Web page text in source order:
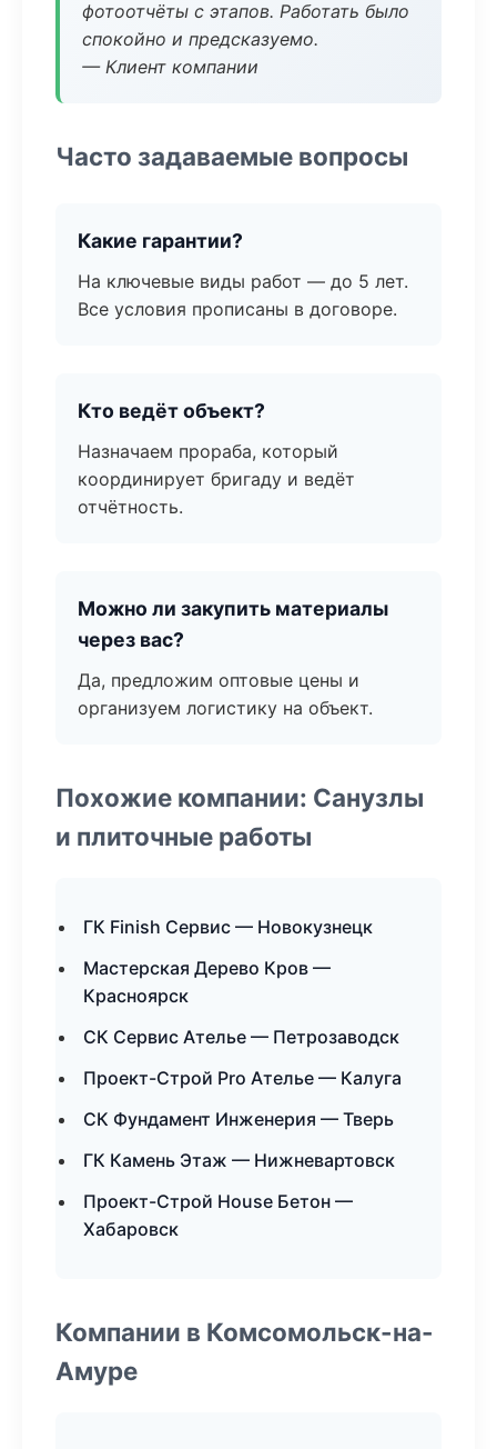
фотоотчёты с этапов. Работать было
спокойно и предсказуемо.
— Клиент компании
Часто задаваемые вопросы
Какие гарантии?
На ключевые виды работ — до 5 лет.
Все условия прописаны в договоре.
Кто ведёт объект?
Назначаем прораба, который
координирует бригаду и ведёт
отчётность.
Можно ли закупить материалы
через вас?
Да, предложим оптовые цены и
организуем логистику на объект.
Похожие компании: Санузлы
и плиточные работы
ГК Finish Сервис — Новокузнецк
Мастерская Дерево Кров —
Красноярск
СК Сервис Ателье — Петрозаводск
Проект-Строй Pro Ателье — Калуга
СК Фундамент Инженерия — Тверь
ГК Камень Этаж — Нижневартовск
Проект-Строй House Бетон —
Хабаровск
Компании в Комсомольск-на-
Амуре